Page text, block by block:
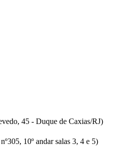
45 - Duque de Caxias/RJ)
10º andar salas 3, 4 e 5)